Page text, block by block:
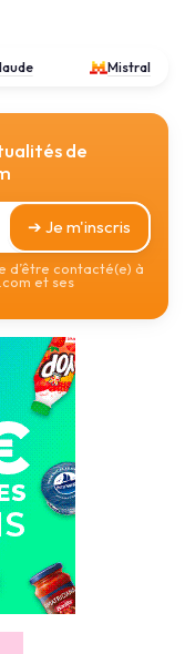
Mistral
de
➔ Je m'inscris
d’être contacté(e) à
et ses